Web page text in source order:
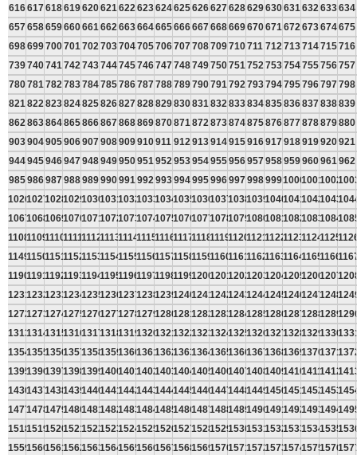
616617618619620621 622 623624625626627628629630631 632 633634
657658659660661 662 663664665666667668669670671 672 673674675
698699700701 702 703704705706707708709710711 712 713714715716
739740741 742 743744745746747748749750751 752 753754755756757
780781 782 783784785786787788789790791 792 793794795796797798
821 822 823824825826827828829830831 832 833834835836837838839
862 863864865866867868869870871 872 873874875876877878879880
903904905906907908909910911 912 913914915916917918919920921
944945946947948949950951 952 953954955956957958959960961 962
985986987988989990991 992 993994995996997998999100010011002
102610271028102910301031103210331034103510361037103810391040104110421043
106710681069107010711072107310741075107610771078107910801081108210831084
110811091110111111121113111411151116111711181119112011211122112311241125
114911501151115211531154115511561157115811591160116111621163116411651166
119011911192119311941195119611971198119912001201120212031204120512061207
123112321233123412351236123712381239124012411242124312441245124612471248
127212731274127512761277127812791280128112821283128412851286128712881289
131313141315131613171318131913201321132213231324132513261327132813291330
135413551356135713581359136013611362136313641365136613671368136913701371
139513961397139813991400140114021403140414051406140714081409141014111412
143614371438143914401441144214431444144514461447144814491450145114521453
147714781479148014811482148314841485148614871488148914901491149214931494
151815191520152115221523152415251526152715281529153015311532153315341535
155915601561156215631564156515661567156815691570157115721573157415751576